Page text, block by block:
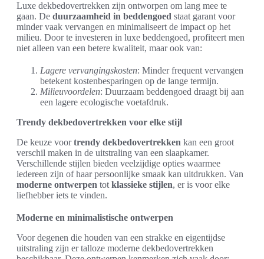
Luxe dekbedovertrekken zijn ontworpen om lang mee te
gaan. De duurzaamheid in beddengoed staat garant voor
minder vaak vervangen en minimaliseert de impact op het
milieu. Door te investeren in luxe beddengoed, profiteert men
niet alleen van een betere kwaliteit, maar ook van:
Lagere vervangingskosten: Minder frequent vervangen
betekent kostenbesparingen op de lange termijn.
Milieuvoordelen: Duurzaam beddengoed draagt bij aan
een lagere ecologische voetafdruk.
Trendy dekbedovertrekken voor elke stijl
De keuze voortrendy dekbedovertrekken kan een groot
verschil maken in de uitstraling van een slaapkamer.
Verschillende stijlen bieden veelzijdige opties waarmee
iedereen zijn of haar persoonlijke smaak kan uitdrukken. Van
moderne ontwerpen tot klassieke stijlen, er is voor elke
liefhebber iets te vinden.
Moderne en minimalistische ontwerpen
Voor degenen die houden van een strakke en eigentijdse
uitstraling zijn er talloze moderne dekbedovertrekken